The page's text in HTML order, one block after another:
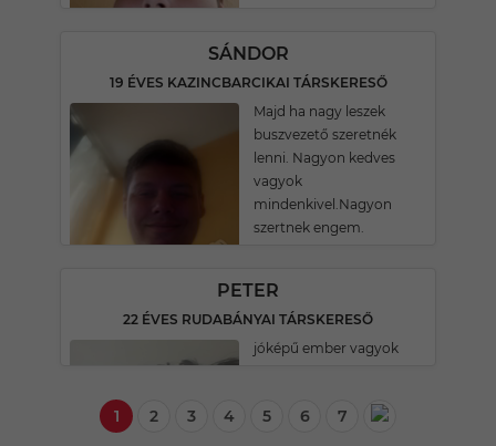
SÁNDOR
19 ÉVES KAZINCBARCIKAI TÁRSKERESŐ
Majd ha nagy leszek
buszvezető szeretnék
lenni. Nagyon kedves
vagyok
mindenkivel.Nagyon
szertnek engem.
PETER
22 ÉVES RUDABÁNYAI TÁRSKERESŐ
jóképű ember vagyok
1 2 3 4 5 6 7